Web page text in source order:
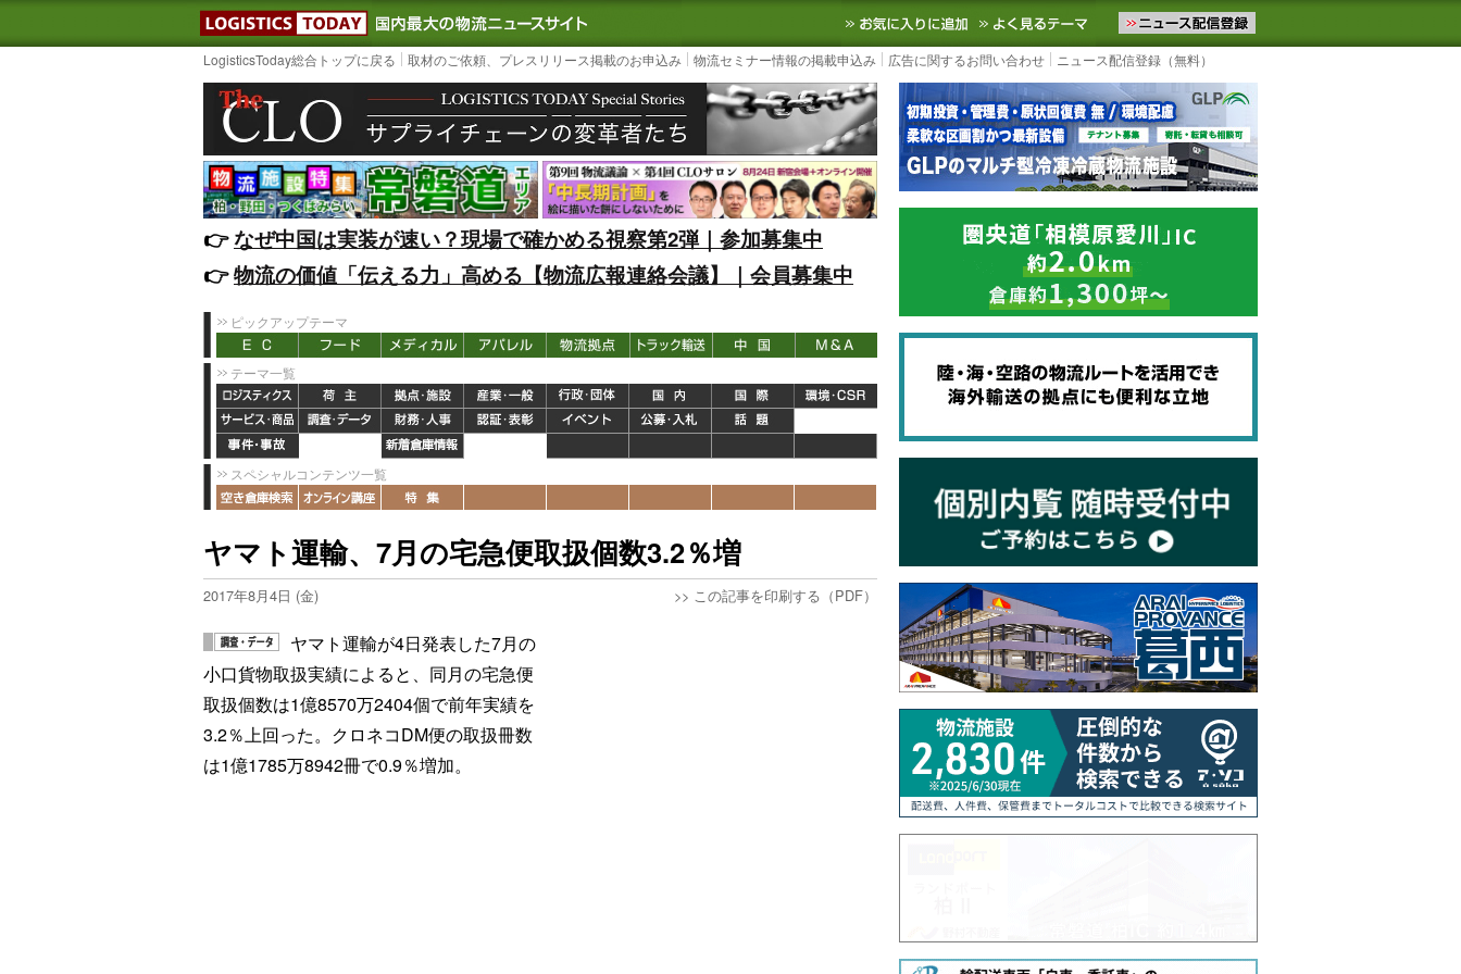
LOGISTICS TODAY｜国内最大の物流ニュースサイト3PL, SCMなど国内外の最新の物流ニュースをお届けします。物流ニュースメール配信を登録す
お気に入りに追加 よく見るテーマ
LogisticsToday総合トップに戻る 取材のご依頼、プレスリリース掲載のお申込み 物流セミナー情報の掲載申込み 広告に関するお問い合わせ ニュース配信登録（無料）
👉️なぜ中国は実装が速い？現場で確かめる視察第2弾｜参加募集中
👉️物流の価値「伝える力」高める【物流広報連絡会議】｜会員募集中
ピックアップテーマ
テーマ一覧
スペシャルコンテンツ一覧
ヤマト運輸、7月の宅急便取扱個数3.2％増
2017年8月4日 (金) >> この記事を印刷する（PDF）
ヤマト運輸が4日発表した7月の
小口貨物取扱実績によると、同月の宅急便
取扱個数は1億8570万2404個で前年実績を
3.2％上回った。クロネコDM便の取扱冊数
は1億1785万8942冊で0.9％増加。